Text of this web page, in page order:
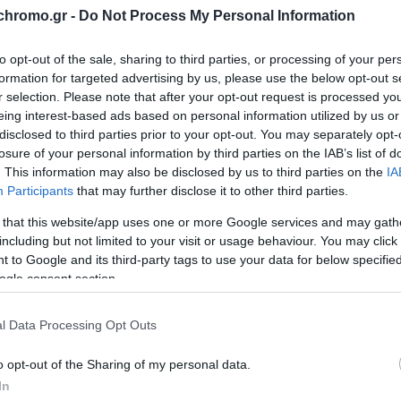
- Do Not Process My Personal Information
opt-out of the sale, sharing to third parties, or processing of your
for targeted advertising by us, please use the below opt-out
selection. Please note that after your opt-out request is processed
interest-based ads based on personal information utilized by us
to third parties prior to your opt-out. You may separately
of your personal information by third parties on the IAB’s list of
This information may also be disclosed by us to third parties on the
Participants that may further disclose it to other third parties.
that this website/app uses one or more Google services and may
but not limited to your visit or usage behaviour. You may
to Google and its third-party tags to use your data for below
consent section.
Data Processing Opt Outs
opt-out of the Sharing of my personal data.
ΕΠΙΚΟΙΝΩΝΊΑ